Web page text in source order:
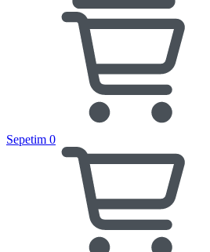
Sepetim 0